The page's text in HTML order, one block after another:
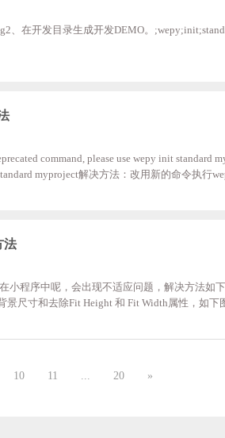
、在开发目录生成开发DEMO。
command, please use wepy init standard
myproject解决方法：改用新的命令执行
法
小程序中呢，会出现不适应问题，解决方法如
尺寸和去除Fit Height 和 Fit Width属性，如下
10 11 20 »